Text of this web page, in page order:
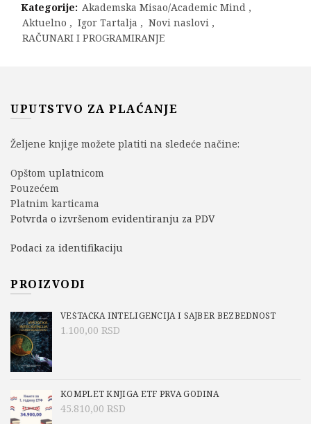
Kategorije: Akademska Misao/Academic Mind ,
Aktuelno , Igor Tartalja , Novi naslovi ,
RAČUNARI I PROGRAMIRANJE
UPUTSTVO ZA PLAĆANJE
Željene knjige možete platiti na sledeće načine:
Opštom uplatnicom
Pouzećem
Platnim karticama
Potvrda o izvršenom evidentiranju za PDV
Podaci za identifikaciju
PROIZVODI
VEŠTAČKA INTELIGENCIJA I SAJBER BEZBEDNOST
1.100,00 RSD
KOMPLET KNJIGA ETF PRVA GODINA
45.810,00 RSD